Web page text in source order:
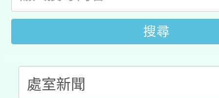
接種對象擴大為「滿6
接種之民眾」措施，延
月28日止
搜尋